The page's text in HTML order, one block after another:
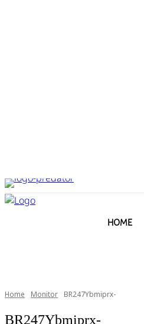
HOME
Home Monitor BR247Ybmiprx-
BR247Ybmiprx-